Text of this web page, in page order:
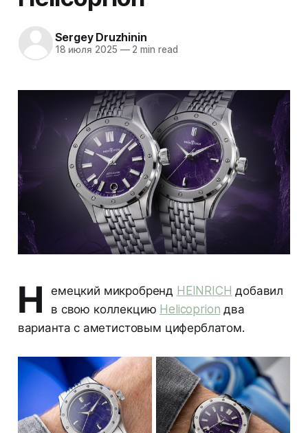
Sergey Druzhinin
18 июля 2025 —2 min read
Н емецкий микробренд HEINRICH добавил
в свою коллекцию Helicoprion два
варианта с аметистовым циферблатом.